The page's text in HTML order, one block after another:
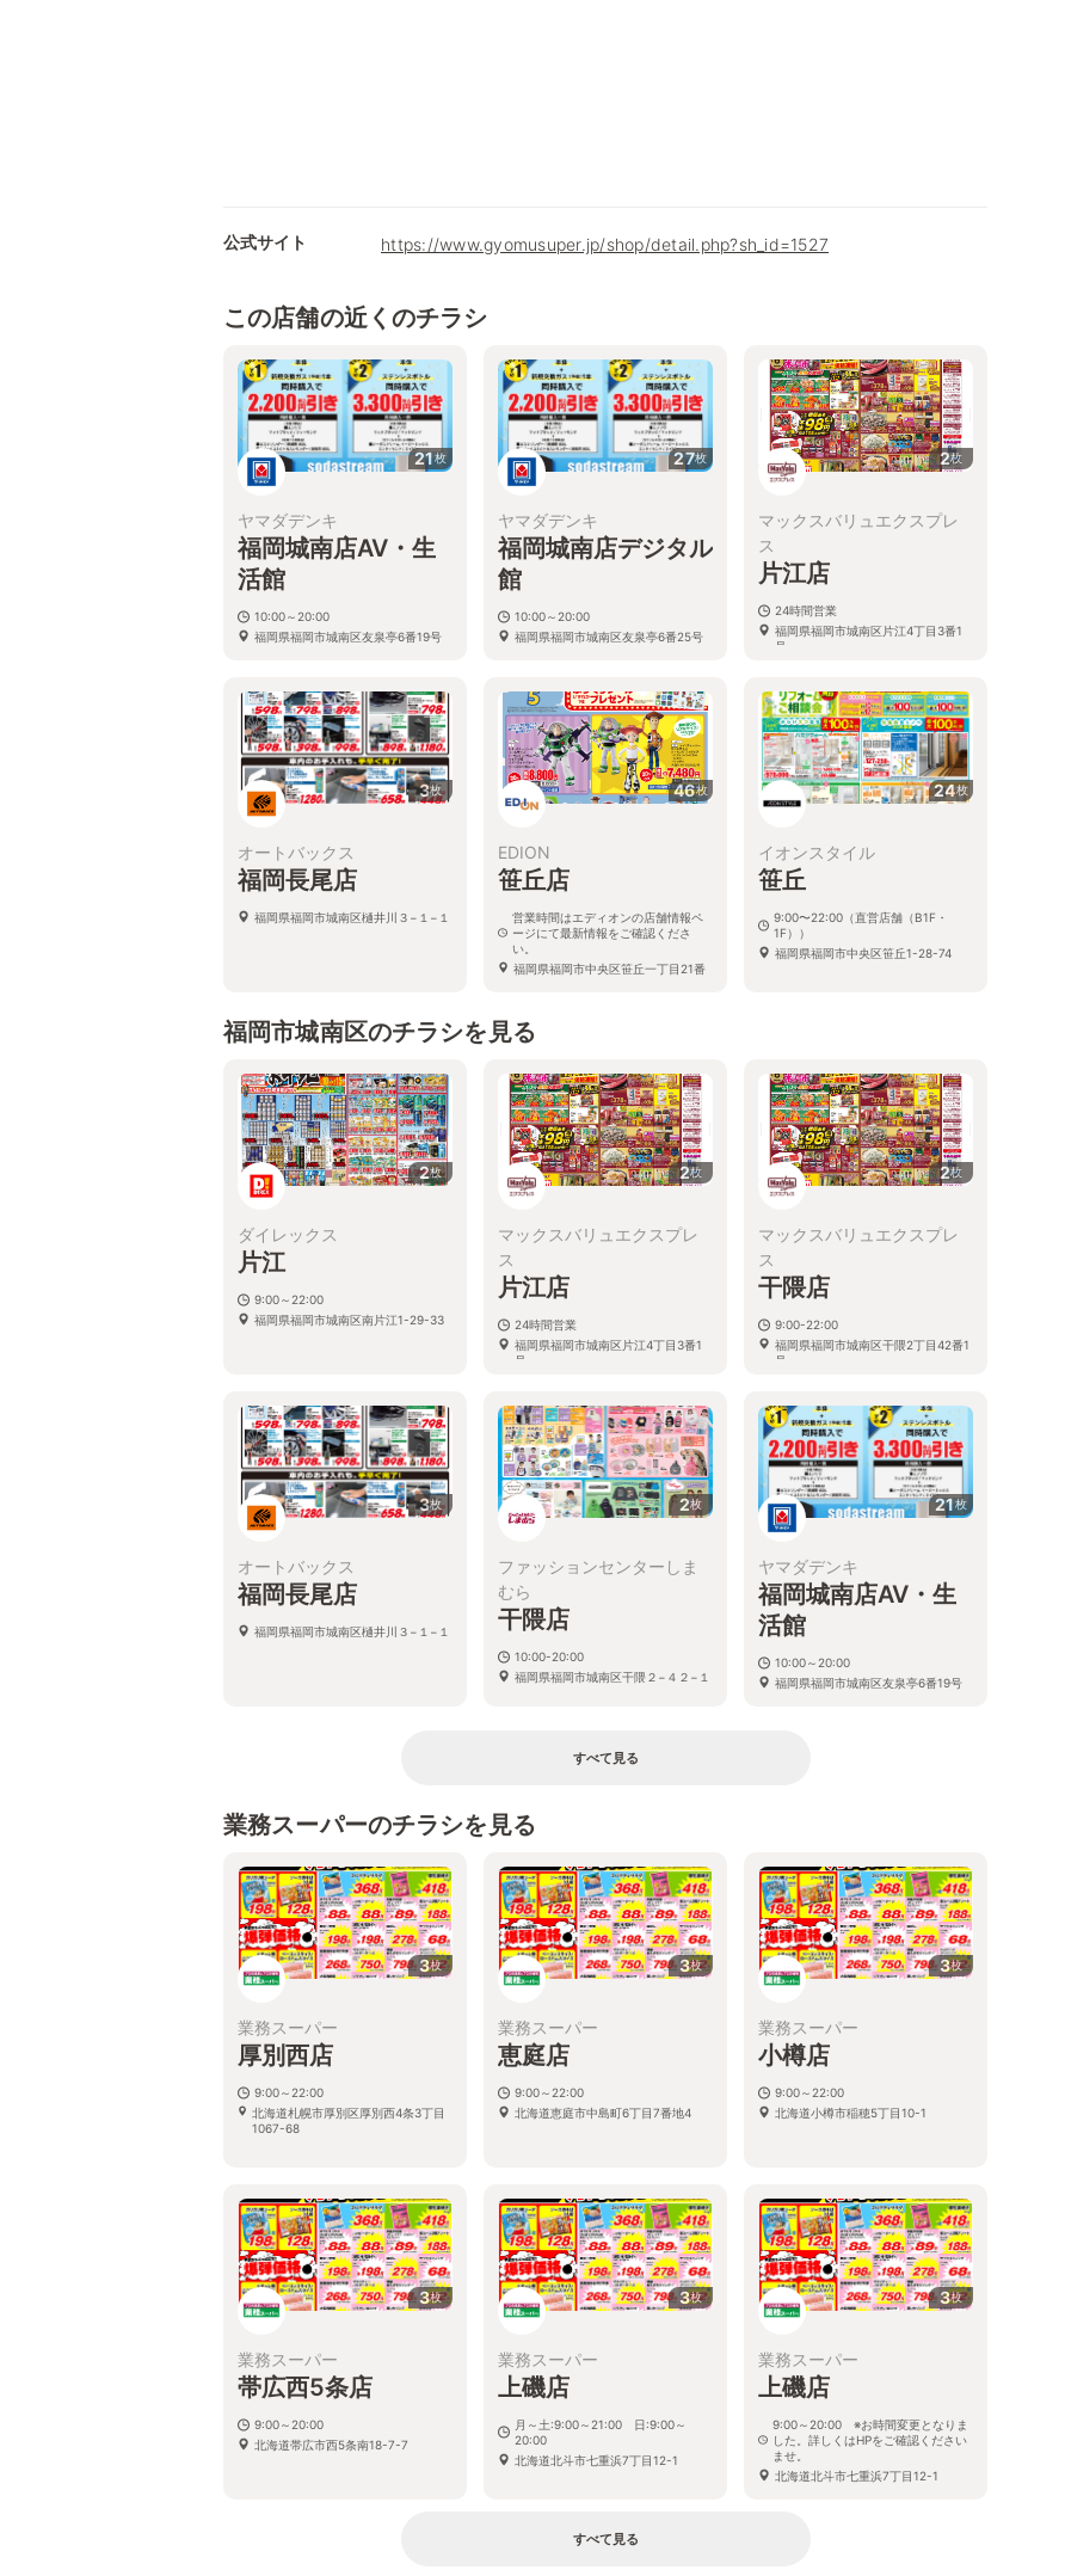
公式サイト https://www.gyomusuper.jp/shop/detail.php?sh_id=1527
この店舗の近くのチラシ
21枚
ヤマダデンキ
福岡城南店AV・生
活館
10:00～20:00
福岡県福岡市城南区友泉亭6番19号
27枚
ヤマダデンキ
福岡城南店デジタル
館
10:00～20:00
福岡県福岡市城南区友泉亭6番25号
2枚
マックスバリュエクスプレ
ス
片江店
24時間営業
福岡県福岡市城南区片江4丁目3番1
号
3枚
オートバックス
福岡長尾店
福岡県福岡市城南区樋井川３−１−１
46枚
EDION
笹丘店
営業時間はエディオンの店舗情報ペ
ージにて最新情報をご確認くださ
い。
福岡県福岡市中央区笹丘一丁目21番
24枚
イオンスタイル
笹丘
9:00〜22:00（直営店舗（B1F・
1F））
福岡県福岡市中央区笹丘1-28-74
福岡市城南区のチラシを見る
2枚
ダイレックス
片江
9:00～22:00
福岡県福岡市城南区南片江1-29-33
2枚
マックスバリュエクスプレ
ス
片江店
24時間営業
福岡県福岡市城南区片江4丁目3番1
号
2枚
マックスバリュエクスプレ
ス
干隈店
9:00-22:00
福岡県福岡市城南区干隈2丁目42番1
号
3枚
オートバックス
福岡長尾店
福岡県福岡市城南区樋井川３−１−１
2枚
ファッションセンターしま
むら
干隈店
10:00-20:00
福岡県福岡市城南区干隈２−４２−１
21枚
ヤマダデンキ
福岡城南店AV・生
活館
10:00～20:00
福岡県福岡市城南区友泉亭6番19号
すべて見る
業務スーパーのチラシを見る
3枚
業務スーパー
厚別西店
9:00～22:00
北海道札幌市厚別区厚別西4条3丁目
1067-68
3枚
業務スーパー
恵庭店
9:00～22:00
北海道恵庭市中島町6丁目7番地4
3枚
業務スーパー
小樽店
9:00～22:00
北海道小樽市稲穂5丁目10-1
3枚
業務スーパー
帯広西5条店
9:00～20:00
北海道帯広市西5条南18-7-7
3枚
業務スーパー
上磯店
月～土:9:00～21:00 日:9:00～
20:00
北海道北斗市七重浜7丁目12-1
3枚
業務スーパー
上磯店
9:00～20:00 ※お時間変更となりま
した。詳しくはHPをご確認ください
ませ。
北海道北斗市七重浜7丁目12-1
すべて見る